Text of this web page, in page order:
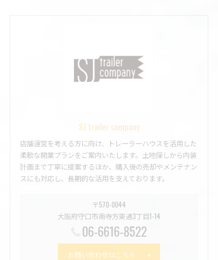
SJ trailer company
店舗運営を考える方に向け、トレーラーハウスを活用した
柔軟な開業プランをご案内いたします。土地探しから内装
計画まで丁寧に提案するほか、購入後の売却やメンテナン
スにも対応し、長期的な活用を支えております。
〒570-0044
大阪府守口市南寺方東通3丁目1-14
06-6616-8522
お問い合わせはこちら